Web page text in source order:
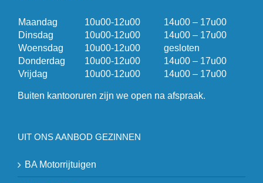
Maandag 10u00-12u00
14u00 – 17u00
Dinsdag
10u00-12u00
14u00 – 17u00
Woensdag
10u00-12u00
gesloten
Donderdag
10u00-12u00
14u00 – 17u00
Vrijdag
10u00-12u00 14u00 – 17u00
Buiten kantooruren zijn we open na afspraak.
UIT ONS AANBOD GEZINNEN
BA Motorrijtuigen